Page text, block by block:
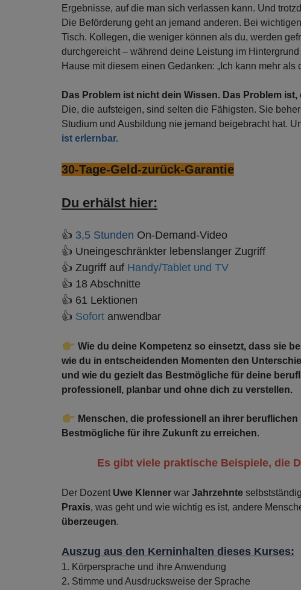
Ergebnisse, auf die man sich verlassen kann. Und
Die Beförderung geht an jemand anderen. Bei
Tisch. Kollegen, die weniger können als du, werden
durchgereicht – während deine Leistung im
Hause mit diesem einen Gedanken: „Ich kann mehr als
Das Problem ist nicht dein Wissen. Das Problem
Die, die aufsteigen, sind selten die Fähigsten. Sie
Studium und Ausbildung nie jemand beigebracht hat.
ist erlernbar.
30-Tage-Geld-zurück-Garantie
Du erhälst hier:
👍 3,5 Stunden On-Demand-Video
👍 Uneingeschränkter lebenslanger Zugriff
👍 Zugriff auf Handy/Tablet und TV
👍 18 Abschnitte
👍 61 Lektionen
👍 Sofort anwendbar
Wie du deine Kompetenz so einsetzt, dass sie
wie du in entscheidenden Momenten den
und wie du gezielt das Bestmögliche für deine
professionell, planbar und ohne dich zu verstellen.
Menschen, die professionell an ihrer
Bestmögliche für ihre Zukunft zu erreichen.
Es gibt viele praktische Beispiele, die
Der Dozent Uwe Klenner war Jahrzehnte
Praxis, was geht und wie wichtig es ist, andere
überzeugen.
Auszug aus den Kerninhalten dieses Kurses:
1. Körpersprache und ihre Anwendung
2. Stimme und Ausdrucksweise der Sprache